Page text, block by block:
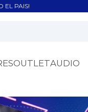
EL PAIS!
OUTLETAUDIO